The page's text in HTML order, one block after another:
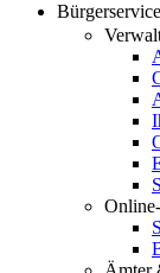
Bürgerservice